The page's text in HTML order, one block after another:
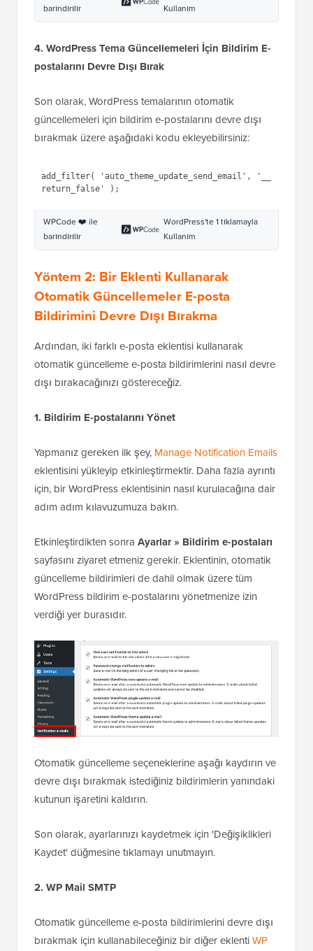
aşağıdaki kodu eklemeniz yeterlidir:
1
add_filter(
'__return_false' );
WPCode ❤️ ile
WordPress'te 1 tıklamayla
4. WordPress Tema Güncellemeleri İçin Bildirim E-
postalarını Devre Dışı Bırak
Son olarak, WordPress temalarının otomatik
bırakmak üzere aşağıdaki kodu ekleyebilirsiniz:
'auto_theme_update_send_email'
'__return_false' );
barındırılır
Kullanım
Yöntem 2: Bir Eklenti Kullanarak
Otomatik Güncellemeler E-posta
Bildirimini Devre Dışı Bırakma
otomatik güncelleme e-posta bildirimlerini nasıl devre
dışı bırakacağınızı göstereceğiz.
1. Bildirim E-postalarını Yönet
eklentisini yükleyip etkinleştirmektir. Daha fazla ayrıntı
için, bir WordPress eklentisinin nasıl kurulacağına dair
adım adım kılavuzumuza bakın.
Etkinleştirdikten sonraAyarlar » Bildirim e-postaları
sayfasını ziyaret etmeniz gerekir. Eklentinin, otomatik
güncelleme bildirimleri de dahil olmak üzere tüm
WordPress bildirim e-postalarını yönetmenize izin
verdiği yer burasıdır.
Otomatik güncelleme seçeneklerine aşağı kaydırın ve